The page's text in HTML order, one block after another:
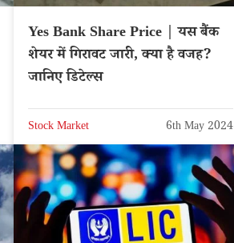
Yes Bank Share Price | यस बैंक
शेयर में गिरावट जारी, क्या है वजह?
जानिए डिटेल्स
Stock Market 6th May 2024